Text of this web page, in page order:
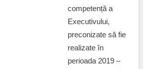
competență a
Executivului,
preconizate să fie
realizate în
perioada 2019 –